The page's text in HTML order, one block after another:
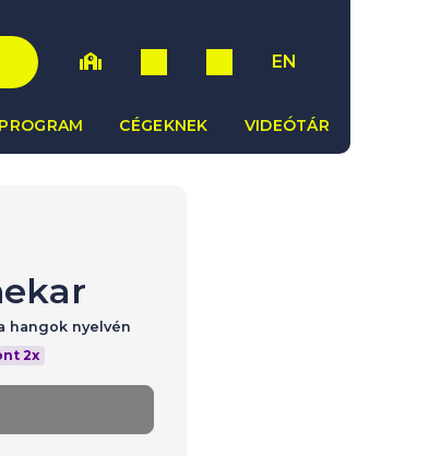
EN
CÉGEKNEK VIDEÓTÁR
hangok nyelvén
2x